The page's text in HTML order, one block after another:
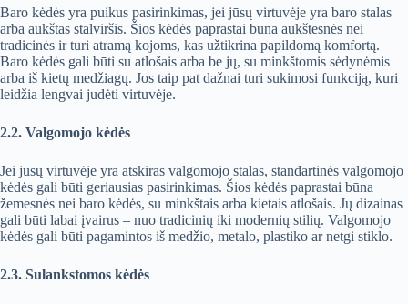
Baro kėdės yra puikus pasirinkimas, jei jūsų virtuvėje yra baro stalas
arba aukštas stalviršis. Šios kėdės paprastai būna aukštesnės nei
tradicinės ir turi atramą kojoms, kas užtikrina papildomą komfortą.
Baro kėdės gali būti su atlošais arba be jų, su minkštomis sėdynėmis
arba iš kietų medžiagų. Jos taip pat dažnai turi sukimosi funkciją, kuri
leidžia lengvai judėti virtuvėje.
2.2. Valgomojo kėdės
Jei jūsų virtuvėje yra atskiras valgomojo stalas, standartinės valgomojo
kėdės gali būti geriausias pasirinkimas. Šios kėdės paprastai būna
žemesnės nei baro kėdės, su minkštais arba kietais atlošais. Jų dizainas
gali būti labai įvairus – nuo tradicinių iki modernių stilių. Valgomojo
kėdės gali būti pagamintos iš medžio, metalo, plastiko ar netgi stiklo.
2.3. Sulankstomos kėdės